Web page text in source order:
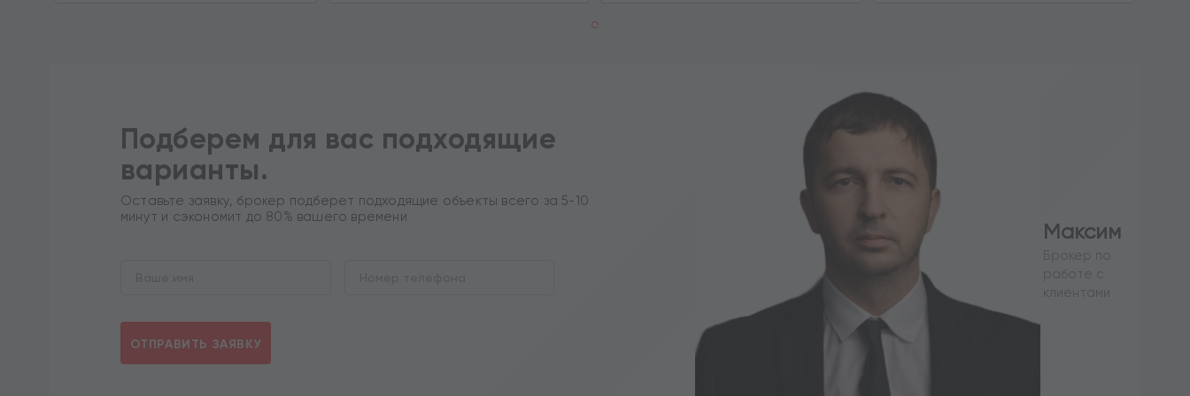
Подберем для вас подходящие
варианты.
Оставьте заявку, брокер подберет подходящие объекты всего за 5-10
минут и сэкономит до 80% вашего времени
ОТПРАВИТЬ ЗАЯВКУ
Максим
Брокер по
работе с
клиентами